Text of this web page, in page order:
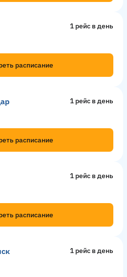
1 рейс в день
расписание
1 рейс в день
расписание
1 рейс в день
расписание
1 рейс в день